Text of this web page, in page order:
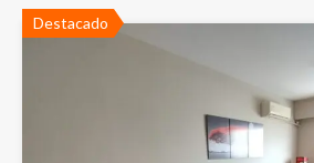
Destacado